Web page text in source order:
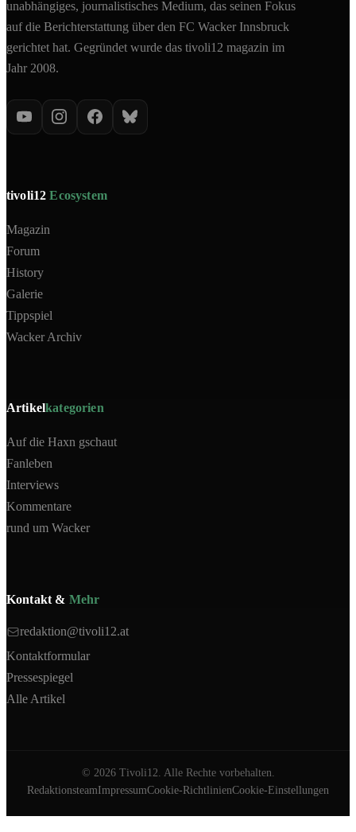
unabhängiges, journalistisches Medium, das seinen Fokus
auf die Berichterstattung über den FC Wacker Innsbruck
gerichtet hat. Gegründet wurde das tivoli12 magazin im
Jahr 2008.
tivoli12Ecosystem
Magazin
Forum
History
Galerie
Tippspiel
Wacker Archiv
Artikelkategorien
Auf die Haxn gschaut
Fanleben
Interviews
Kommentare
rund um Wacker
Kontakt & Mehr
redaktion@tivoli12.at
Kontaktformular
Pressespiegel
Alle Artikel
© 2026Tivoli12. Alle Rechte vorbehalten.
RedaktionsteamImpressumCookie-RichtlinienCookie-Einstellungen